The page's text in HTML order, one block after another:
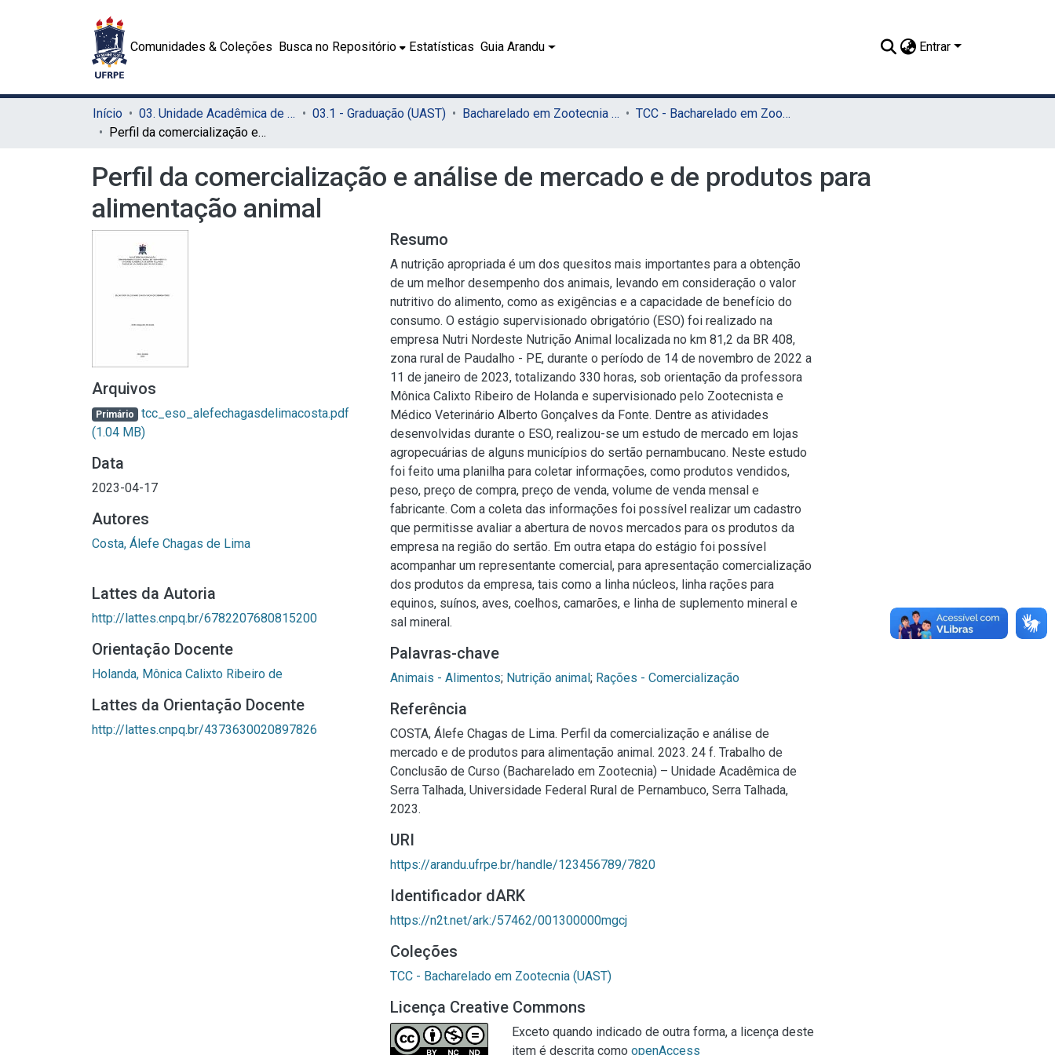
Comunidades & Coleções Busca no Repositório Estatísticas Guia Arandu Entrar
Início 03. Unidade Acadêmica de Serra Talhada (UAST) 03.1 - Graduação (UAST) Bacharelado em Zootecnia (UAST)
TCC - Bacharelado em Zootecnia (UAST)
Perfil da comercialização e análise de mercado e de produtos para alimentação animal
Perfil da comercialização e análise de mercado e de produtos para
alimentação animal
Arquivos
Primário tcc_eso_alefechagasdelimacosta.pdf
(1.04 MB)
Data
2023-04-17
Autores
Costa, Álefe Chagas de Lima
Lattes da Autoria
http://lattes.cnpq.br/6782207680815200
Orientação Docente
Holanda, Mônica Calixto Ribeiro de
Lattes da Orientação Docente
http://lattes.cnpq.br/4373630020897826
Resumo
A nutrição apropriada é um dos quesitos mais importantes para a obtenção
de um melhor desempenho dos animais, levando em consideração o valor
nutritivo do alimento, como as exigências e a capacidade de benefício do
consumo. O estágio supervisionado obrigatório (ESO) foi realizado na
empresa Nutri Nordeste Nutrição Animal localizada no km 81,2 da BR 408,
zona rural de Paudalho - PE, durante o período de 14 de novembro de 2022 a
11 de janeiro de 2023, totalizando 330 horas, sob orientação da professora
Mônica Calixto Ribeiro de Holanda e supervisionado pelo Zootecnista e
Médico Veterinário Alberto Gonçalves da Fonte. Dentre as atividades
desenvolvidas durante o ESO, realizou-se um estudo de mercado em lojas
agropecuárias de alguns municípios do sertão pernambucano. Neste estudo
foi feito uma planilha para coletar informações, como produtos vendidos,
peso, preço de compra, preço de venda, volume de venda mensal e
fabricante. Com a coleta das informações foi possível realizar um cadastro
que permitisse avaliar a abertura de novos mercados para os produtos da
empresa na região do sertão. Em outra etapa do estágio foi possível
acompanhar um representante comercial, para apresentação comercialização
dos produtos da empresa, tais como a linha núcleos, linha rações para
equinos, suínos, aves, coelhos, camarões, e linha de suplemento mineral e
sal mineral.
Palavras-chave
Animais - Alimentos; Nutrição animal; Rações - Comercialização
Referência
COSTA, Álefe Chagas de Lima. Perfil da comercialização e análise de
mercado e de produtos para alimentação animal. 2023. 24 f. Trabalho de
Conclusão de Curso (Bacharelado em Zootecnia) – Unidade Acadêmica de
Serra Talhada, Universidade Federal Rural de Pernambuco, Serra Talhada,
2023.
URI
https://arandu.ufrpe.br/handle/123456789/7820
Identificador dARK
https://n2t.net/ark:/57462/001300000mgcj
Coleções
TCC - Bacharelado em Zootecnia (UAST)
Licença Creative Commons
Exceto quando indicado de outra forma, a licença deste
item é descrita como openAccess